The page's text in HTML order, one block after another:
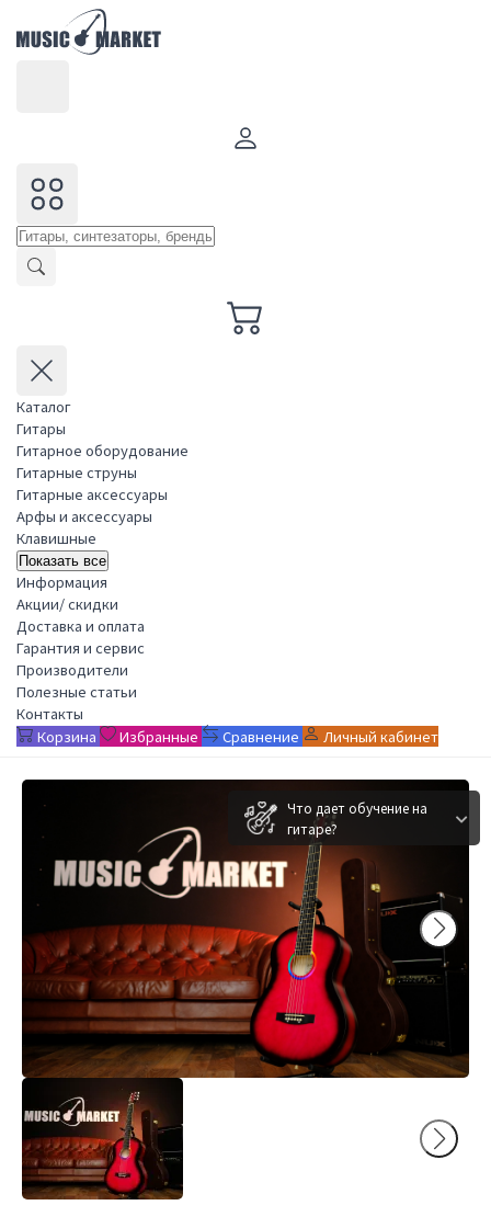
Каталог
Гитары
Гитарное оборудование
Гитарные струны
Гитарные аксессуары
Арфы и аксессуары
Клавишные
Показать все
Информация
Акции/ скидки
Доставка и оплата
Гарантия и сервис
Производители
Полезные статьи
Контакты
Корзина
Избранные Сравнение Личный кабинет
Что дает обучение на
гитаре?